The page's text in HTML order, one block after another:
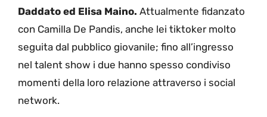
Daddato ed Elisa Maino. Attualmente fidanzato
con Camilla De Pandis, anche lei tiktoker molto
seguita dal pubblico giovanile; fino all’ingresso
nel talent show i due hanno spesso condiviso
momenti della loro relazione attraverso i social
network.